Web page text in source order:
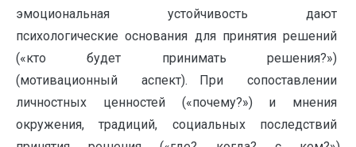
эмоциональная устойчивость дают
психологические основания для принятия решений
(«кто будет принимать решения?»)
(мотивационный аспект). При сопоставлении
личностных ценностей («почему?») и мнения
окружения, традиций, социальных последствий